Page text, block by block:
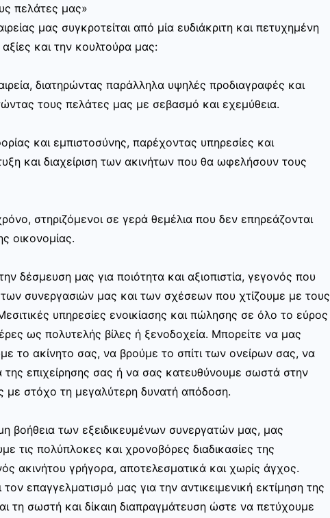
πελάτες μας»
μας συγκροτείται από μία ευδιάκριτη και πετυχημένη
και την κουλτούρα μας:
διατηρώντας παράλληλα υψηλές προδιαγραφές και
τους πελάτες μας με σεβασμό και εχεμύθεια.
και εμπιστοσύνης, παρέχοντας υπηρεσίες και
και διαχείριση των ακινήτων που θα ωφελήσουν τους
στηριζόμενοι σε γερά θεμέλια που δεν επηρεάζονται
οικονομίας.
δέσμευση μας για ποιότητα και αξιοπιστία, γεγονός που
των συνεργασιών μας και των σχέσεων που χτίζουμε με τους
υπηρεσίες ενοικίασης και πώλησης σε όλο το εύρος
ως πολυτελής βίλες ή ξενοδοχεία. Μπορείτε να μας
το ακίνητο σας, να βρούμε το σπίτι των ονείρων σας, να
της επιχείρησης σας ή να σας κατευθύνουμε σωστά στην
στόχο τη μεγαλύτερη δυνατή απόδοση.
βοήθεια των εξειδικευμένων συνεργατών μας, μας
τις πολύπλοκες και χρονοβόρες διαδικασίες της
ακινήτου γρήγορα, αποτελεσματικά και χωρίς άγχος.
τον επαγγελματισμό μας για την αντικειμενική εκτίμηση της
τη σωστή και δίκαιη διαπραγμάτευση ώστε να πετύχουμε